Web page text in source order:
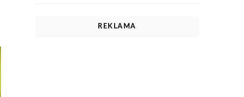
REKLAMA